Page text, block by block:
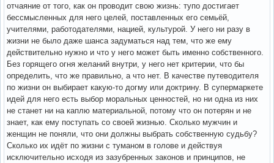
отчаяние от того, как он проводит свою жизнь: тупо достигает
бессмысленных для него целей, поставленных его семьёй,
учителями, работодателями, нацией, культурой. У него ни разу в
жизни не было даже шанса задуматься над тем, что же ему
действительно нужно и что у него может быть именно собственного.
Без горящего огня желаний внутри, у него нет критерии, что бы
определить, что же правильно, а что нет. В качестве путеводителя
по жизни он выбирает какую-то догму или доктрину. В супермаркете
идей для него есть выбор моральных ценностей, но ни одна из них
не станет ни на каплю материальной, потому что он потерян и не
знает, как ему поступать со своей жизнью. Сколько мужчин и
женщин не поняли, что они должны выбрать собственную судьбу?
Сколько их идёт по жизни с туманом в голове и действуя
исключительно исходя из зазубренных законов и принципов, не